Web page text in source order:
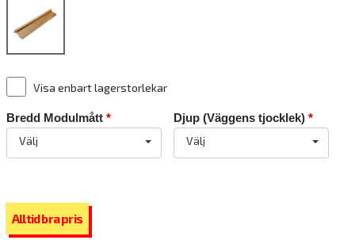
Visa enbart lagerstorlekar
Bredd Modulmått *
Välj
Djup (Väggens tjocklek) *
Välj